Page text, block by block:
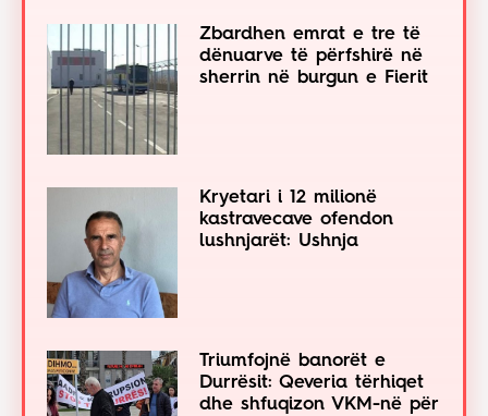
Zbardhen emrat e tre të
dënuarve të përfshirë në
sherrin në burgun e Fierit
Kryetari i 12 milionë
kastravecave ofendon
lushnjarët: Ushnja
Triumfojnë banorët e
Durrësit: Qeveria tërhiqet
dhe shfuqizon VKM-në për